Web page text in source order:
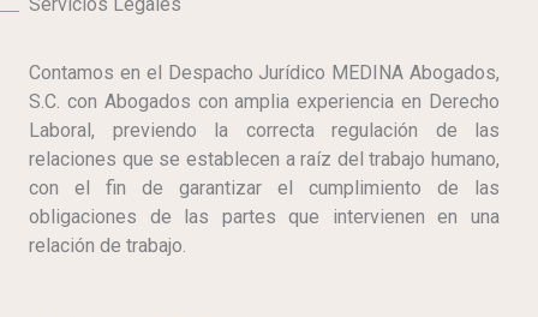
Contamos en el Despacho Jurídico MEDINA Abogados,
S.C. con Abogados con amplia experiencia en Derecho
Laboral, previendo la correcta regulación de las
relaciones que se establecen a raíz del trabajo humano,
con el fin de garantizar el cumplimiento de las
obligaciones de las partes que intervienen en una
relación de trabajo.